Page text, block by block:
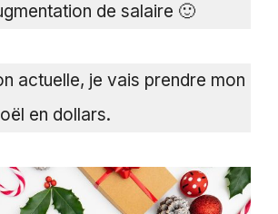
de salaire 🙂
actuelle, je vais prendre mon
en dollars.